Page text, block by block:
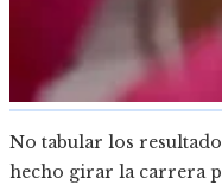
No tabular los
hecho girar la carrera